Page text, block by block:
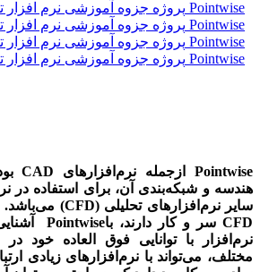
Pointwiseازجمله نرم‌افزارهای CAD
هندسه و شبکه‌بندی آن، برای استفاده در
سایر نرم‌افزارهای تحلیلی(CFD) می‌باشد.
CFD سر و کار دارند، باPointwise
نرم‌افزار با توانایی فوق العاده خود در
مختلف، می‌تواند با نرم‌افزارهای زیادی